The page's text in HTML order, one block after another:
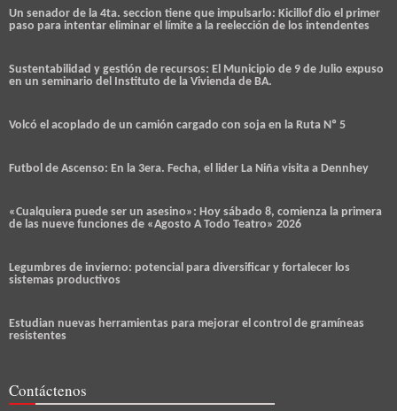
Un senador de la 4ta. seccion tiene que impulsarlo: Kicillof dio el primer
paso para intentar eliminar el límite a la reelección de los intendentes
Sustentabilidad y gestión de recursos: El Municipio de 9 de Julio expuso
en un seminario del Instituto de la Vivienda de BA.
Volcó el acoplado de un camión cargado con soja en la Ruta Nº 5
Futbol de Ascenso: En la 3era. Fecha, el lider La Niña visita a Dennhey
«Cualquiera puede ser un asesino»: Hoy sábado 8, comienza la primera
de las nueve funciones de «Agosto A Todo Teatro» 2026
Legumbres de invierno: potencial para diversificar y fortalecer los
sistemas productivos
Estudian nuevas herramientas para mejorar el control de gramíneas
resistentes
Contáctenos